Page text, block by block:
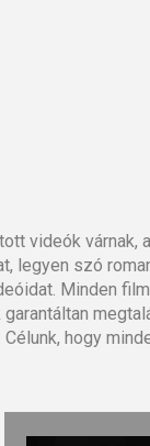
videók várnak,
legyen szó
Minden
hogy